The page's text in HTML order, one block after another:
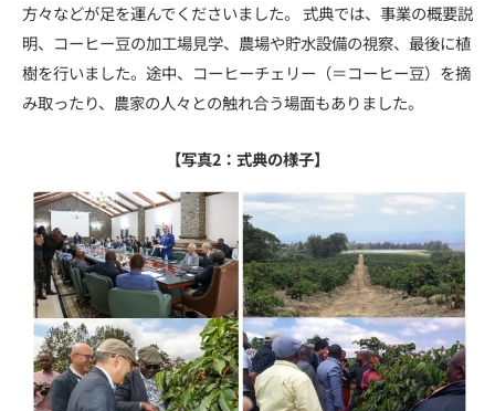
方々などが足を運んでくださいました。 式典では、事業の概要説
明、コーヒー豆の加工場見学、農場や貯水設備の視察、最後に植
樹を行いました。途中、コーヒーチェリー（＝コーヒー豆）を摘
み取ったり、農家の人々との触れ合う場面もありました。
【写真2：式典の様子】